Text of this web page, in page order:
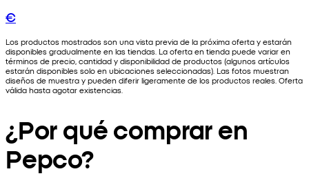
€
Los productos mostrados son una vista previa de la próxima oferta y estarán
disponibles gradualmente en las tiendas. La oferta en tienda puede variar en
términos de precio, cantidad y disponibilidad de productos (algunos artículos
estarán disponibles solo en ubicaciones seleccionadas). Las fotos muestran
diseños de muestra y pueden diferir ligeramente de los productos reales. Oferta
válida hasta agotar existencias.
¿Por qué comprar en
Pepco?